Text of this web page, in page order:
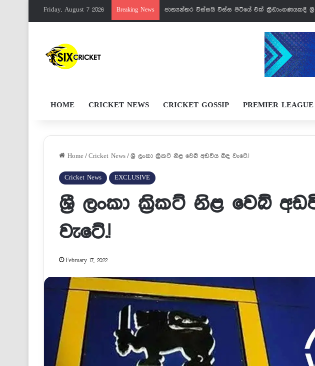
Friday, August 7 2026 Breaking News පැතුම්ට මරු වැඩක් වෙන්නයි යන්නේ
HOME CRICKET NEWS CRICKET GOSSIP PREMIER LEAGUE
Home / Cricket News / ශ්‍රී ලංකා ක්‍රිකට් නිළ වෙබ් අඩවිය බිඳ වැටේ.!
Cricket News EXCLUSIVE
ශ්‍රී ලංකා ක්‍රිකට් නිළ වෙබ්
වැටේ.!
February 17, 2022